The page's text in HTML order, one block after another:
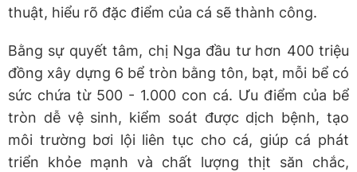
thuật, hiểu rõ đặc điểm của cá sẽ thành công.
Bằng sự quyết tâm, chị Nga đầu tư hơn 400 triệu
đồng xây dựng 6 bể tròn bằng tôn, bạt, mỗi bể có
sức chứa từ 500 - 1.000 con cá. Ưu điểm của bể
tròn dễ vệ sinh, kiểm soát được dịch bệnh, tạo
môi trường bơi lội liên tục cho cá, giúp cá phát
triển khỏe mạnh và chất lượng thịt săn chắc,